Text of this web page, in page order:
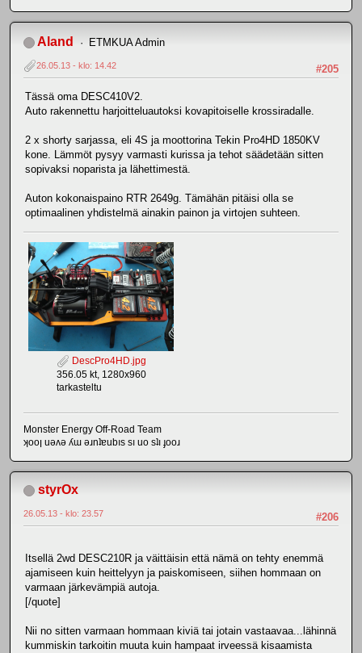
Aland ETMKUA Admin
#205
26.05.13 - klo: 14.42
Tässä oma DESC410V2.
Auto rakennettu harjoitteluautoksi kovapitoiselle krossiradalle.
2 x shorty sarjassa, eli 4S ja moottorina Tekin Pro4HD 1850KV
kone. Lämmöt pysyy varmasti kurissa ja tehot säädetään sitten
sopivaksi noparista ja lähettimestä.
Auton kokonaispaino RTR 2649g. Tämähän pitäisi olla se
optimaalinen yhdistelmä ainakin painon ja virtojen suhteen.
DescPro4HD.jpg
356.05 kt, 1280x960
tarkasteltu
Monster Energy Off-Road Team
ʞooן uǝʌǝ ʎɯ ǝɹnʇɐubıs sı uo sʇı ɟooɹ
styrOx
#206
26.05.13 - klo: 23.57
Itsellä 2wd DESC210R ja väittäisin että nämä on tehty enemmä
ajamiseen kuin heittelyyn ja paiskomiseen, siihen hommaan on
varmaan järkevämpiä autoja.
[/quote]
Nii no sitten varmaan hommaan kiviä tai jotain vastaavaa...lähinnä
kummiskin tarkoitin muuta kuin hampaat irveessä kisaamista